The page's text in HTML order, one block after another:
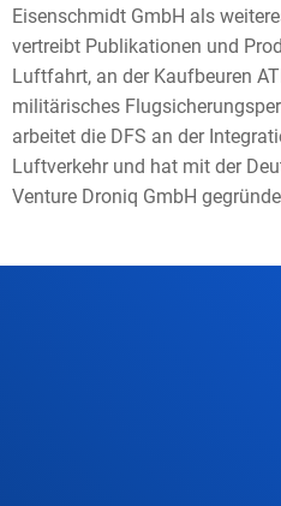
Eisenschmidt GmbH als
vertreibt Publikationen und
Luftfahrt, an der Kaufbeuren
militärisches
arbeitet die DFS an der
Luftverkehr und hat mit der
Venture Droniq GmbH